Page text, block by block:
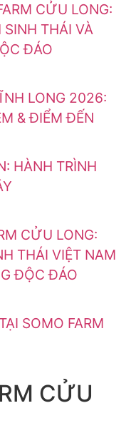
CỬU LONG:
SINH THÁI VÀ
ĐÁO
LONG 2026:
& ĐIỂM ĐẾN
HÀNH TRÌNH
CỬU LONG:
THÁI VIỆT NAM
ĐỘC ĐÁO
SOMO FARM
CỬU